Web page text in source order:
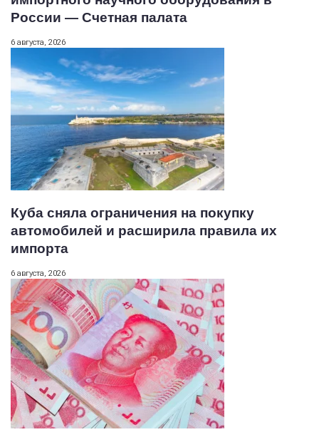
России — Счетная палата
6 августа, 2026
Куба сняла ограничения на покупку
автомобилей и расширила правила их
импорта
6 августа, 2026